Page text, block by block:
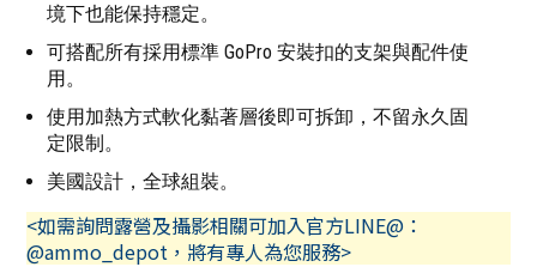
境下也能保持穩定。
可搭配所有採用標準 GoPro 安裝扣的支架與配件使
用。
使用加熱方式軟化黏著層後即可拆卸，不留永久固
定限制。
美國設計，全球組裝。
<如需詢問露營及攝影相關可加入官方LINE@：
@ammo_depot，將有專人為您服務>